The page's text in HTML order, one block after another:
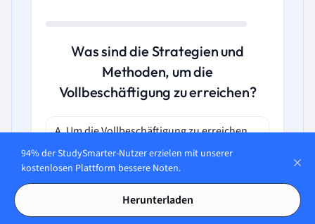
Was sind die Strategien und
Methoden, um die
Vollbeschäftigung zu erreichen?
A. Um die Vollbeschäftigung zu erreichen,
wird z.B. auf die Förderung von
Investitionen, die Schaffung von Anreizen
für Arbeitgeber, mehr Arbeitnehmer
einzustellen, und eine aktive
Arbeitsmarktpolitik gesetzt. Manchmal
94% der StudySmarter-Nutzer erzielen mit unserer
kostenlosen Plattform bessere Noten.
Herunterladen